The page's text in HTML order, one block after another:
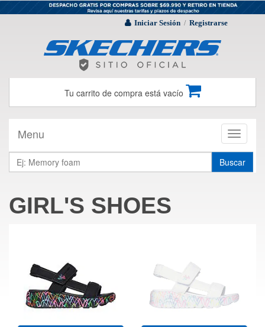
Iniciar Sesión / Registrarse
Tu carrito de compra está vacío
Toggle
Menu
Buscar
GIRL'S SHOES